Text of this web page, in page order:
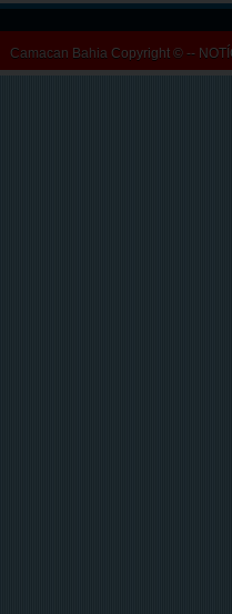
Camacan Bahia Copyright © --